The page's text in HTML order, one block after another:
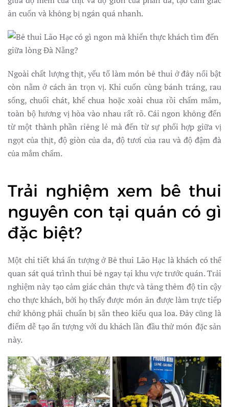
ăn cuốn và không bị ngán quá nhanh.
Ngoài chất lượng thịt, yếu tố làm món bê thui ở đây nổi bật
còn nằm ở cách ăn trọn vị. Khi cuốn cùng bánh tráng, rau
sống, chuối chát, khế chua hoặc xoài chua rồi chấm mắm,
toàn bộ hương vị hòa vào nhau rất rõ. Cái ngon không đến
từ một thành phần riêng lẻ mà đến từ sự phối hợp giữa vị
ngọt của thịt, độ giòn của da, độ tươi của rau và độ đậm đà
của mắm chấm.
Trải nghiệm xem bê thui
nguyên con tại quán có gì
đặc biệt?
Một chi tiết khá ấn tượng ở Bê thui Lão Hạc là khách có thể
quan sát quá trình thui bê ngay tại khu vực trước quán. Trải
nghiệm này tạo cảm giác chân thực và tăng thêm độ tin cậy
cho thực khách, bởi họ thấy được món ăn được làm trực tiếp
chứ không phải chuẩn bị sẵn theo kiểu qua loa. Đây cũng là
điểm dễ tạo ấn tượng với du khách lần đầu thử món đặc sản
này.